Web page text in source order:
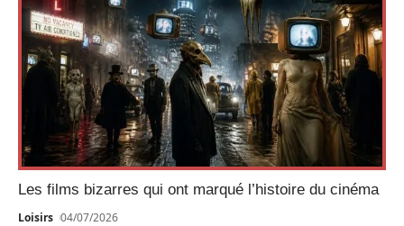
Les films bizarres qui ont marqué l’histoire du cinéma
Loisirs 04/07/2026